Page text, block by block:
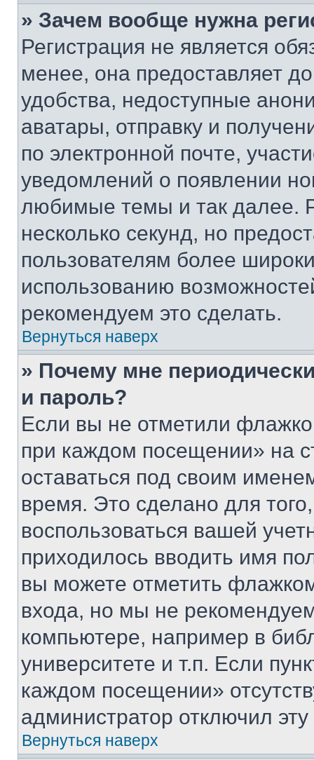
» Зачем вообще нужна
Регистрация не является
менее, она предоставляет
удобства, недоступные
аватары, отправку и
по электронной почте,
уведомлений о появлении
любимые темы и так далее.
несколько секунд, но
пользователям более
использованию
рекомендуем это сделать.
Вернуться наверх
» Почему мне
и пароль?
Если вы не отметили
при каждом посещении» на
оставаться под своим
время. Это сделано для
воспользоваться вашей
приходилось вводить имя
вы можете отметить
входа, но мы не
компьютере, например в
университете и т.п. Если
каждом посещении»
администратор отключил
Вернуться наверх